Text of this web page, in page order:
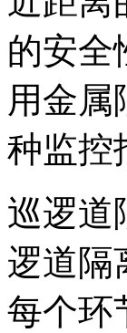
的安全
用金属
种监控
巡逻道
逻道隔
每个环